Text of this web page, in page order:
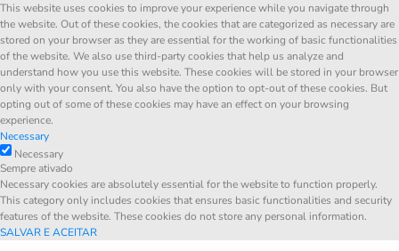
This website uses cookies to improve your experience while you navigate through
the website. Out of these cookies, the cookies that are categorized as necessary are
stored on your browser as they are essential for the working of basic functionalities
of the website. We also use third-party cookies that help us analyze and
understand how you use this website. These cookies will be stored in your browser
only with your consent. You also have the option to opt-out of these cookies. But
opting out of some of these cookies may have an effect on your browsing
experience.
Necessary
Necessary
Sempre ativado
Necessary cookies are absolutely essential for the website to function properly.
This category only includes cookies that ensures basic functionalities and security
features of the website. These cookies do not store any personal information.
SALVAR E ACEITAR